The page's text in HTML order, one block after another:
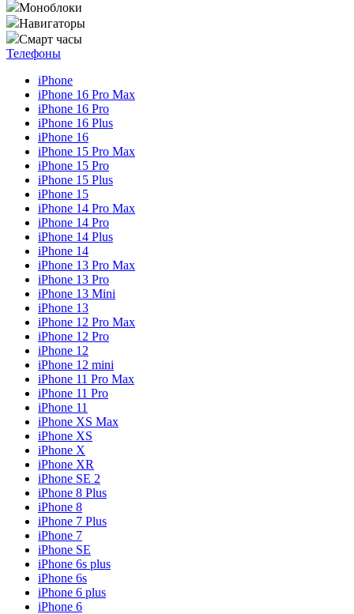
Моноблоки
Навигаторы
Смарт часы
Телефоны
iPhone
iPhone 16 Pro Max
iPhone 16 Pro
iPhone 16 Plus
iPhone 16
iPhone 15 Pro Max
iPhone 15 Pro
iPhone 15 Plus
iPhone 15
iPhone 14 Pro Max
iPhone 14 Pro
iPhone 14 Plus
iPhone 14
iPhone 13 Pro Max
iPhone 13 Pro
iPhone 13 Mini
iPhone 13
iPhone 12 Pro Max
iPhone 12 Pro
iPhone 12
iPhone 12 mini
iPhone 11 Pro Max
iPhone 11 Pro
iPhone 11
iPhone XS Max
iPhone XS
iPhone X
iPhone XR
iPhone SE 2
iPhone 8 Plus
iPhone 8
iPhone 7 Plus
iPhone 7
iPhone SE
iPhone 6s plus
iPhone 6s
iPhone 6 plus
iPhone 6